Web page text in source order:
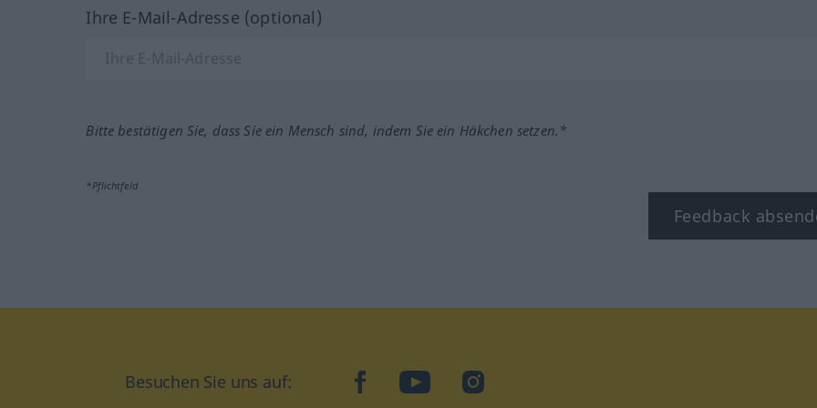
Ihre E-Mail-Adresse (optional)
Bitte bestätigen Sie, dass Sie ein Mensch sind, indem Sie ein Häkchen setzen.*
*Pflichtfeld
Feedback
Besuchen Sie uns auf: facebookYouTubeInstagram